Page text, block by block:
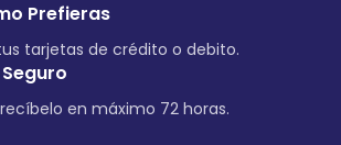
Prefieras
tarjetas de crédito o debito.
en máximo 72 horas.